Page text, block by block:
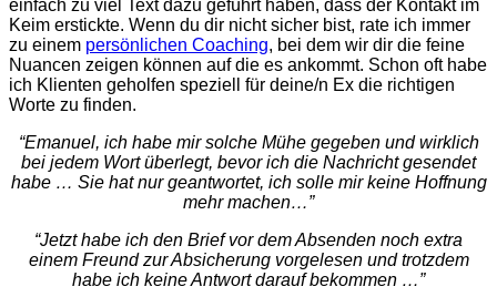
einfach zu viel Text dazu geführt haben, dass der Kontakt im
Keim erstickte. Wenn du dir nicht sicher bist, rate ich immer
zu einem persönlichen Coaching, bei dem wir dir die feine
Nuancen zeigen können auf die es ankommt. Schon oft habe
ich Klienten geholfen speziell für deine/n Ex die richtigen
Worte zu finden.
“Emanuel, ich habe mir solche Mühe gegeben und wirklich
bei jedem Wort überlegt, bevor ich die Nachricht gesendet
habe … Sie hat nur geantwortet, ich solle mir keine Hoffnung
mehr machen…”
“Jetzt habe ich den Brief vor dem Absenden noch extra
einem Freund zur Absicherung vorgelesen und trotzdem
habe ich keine Antwort darauf bekommen …”